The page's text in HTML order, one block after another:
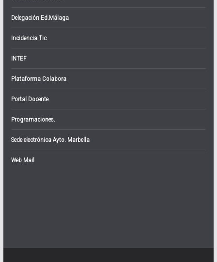
Delegación Ed.Málaga
Incidencia Tic
INTEF
Plataforma Colabora
Portal Docente
Programaciones.
Sede electrónica Ayto. Marbella
Web Mail